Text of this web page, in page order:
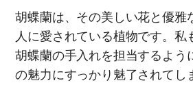
胡蝶蘭は、その美しい花と優雅
人に愛されている植物です。私
胡蝶蘭の手入れを担当するよう
の魅力にすっかり魅了されてし